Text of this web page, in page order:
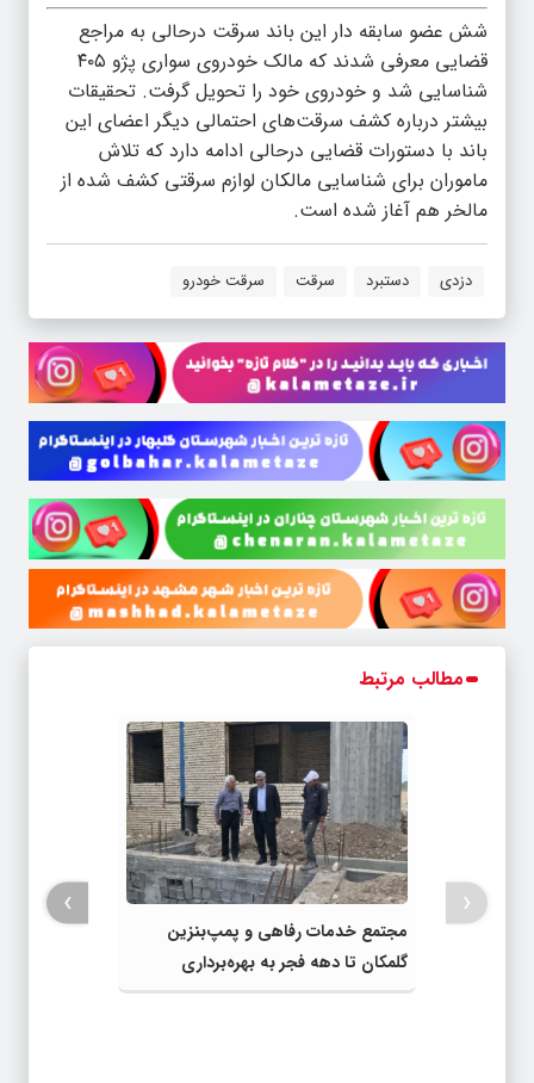
شش عضو سابقه دار این باند سرقت درحالی به مراجع
قضایی معرفی شدند که مالک خودروی سواری پژو ۴۰۵
شناسایی شد و خودروی خود را تحویل گرفت. تحقیقات
بیشتر درباره کشف سرقت‌های احتمالی دیگر اعضای این
باند با دستورات قضایی درحالی ادامه دارد که تلاش
ماموران برای شناسایی مالکان لوازم سرقتی کشف شده از
مالخر هم آغاز شده است.
دزدی دستبرد سرقت سرقت خودرو
مطالب مرتبط
مجتمع خدمات رفاهی و پمپ‌بنزین
گلمکان تا دهه فجر به بهره‌برداری
می‌رسد
‹
›